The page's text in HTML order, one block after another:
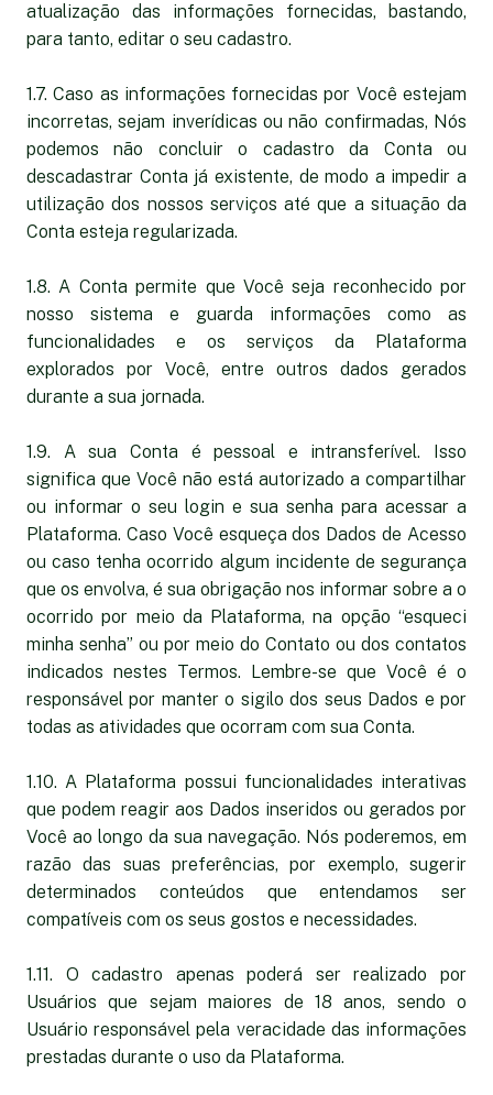
atualização das informações fornecidas, bastando,
para tanto, editar o seu cadastro.
1.7. Caso as informações fornecidas por Você estejam
incorretas, sejam inverídicas ou não confirmadas, Nós
podemos não concluir o cadastro da Conta ou
descadastrar Conta já existente, de modo a impedir a
utilização dos nossos serviços até que a situação da
Conta esteja regularizada.
1.8. A Conta permite que Você seja reconhecido por
nosso sistema e guarda informações como as
funcionalidades e os serviços da Plataforma
explorados por Você, entre outros dados gerados
durante a sua jornada.
1.9. A sua Conta é pessoal e intransferível. Isso
significa que Você não está autorizado a compartilhar
ou informar o seu login e sua senha para acessar a
Plataforma. Caso Você esqueça dos Dados de Acesso
ou caso tenha ocorrido algum incidente de segurança
que os envolva, é sua obrigação nos informar sobre a o
ocorrido por meio da Plataforma, na opção “esqueci
minha senha” ou por meio do Contato ou dos contatos
indicados nestes Termos. Lembre-se que Você é o
responsável por manter o sigilo dos seus Dados e por
todas as atividades que ocorram com sua Conta.
1.10. A Plataforma possui funcionalidades interativas
que podem reagir aos Dados inseridos ou gerados por
Você ao longo da sua navegação. Nós poderemos, em
razão das suas preferências, por exemplo, sugerir
determinados conteúdos que entendamos ser
compatíveis com os seus gostos e necessidades.
1.11. O cadastro apenas poderá ser realizado por
Usuários que sejam maiores de 18 anos, sendo o
Usuário responsável pela veracidade das informações
prestadas durante o uso da Plataforma.